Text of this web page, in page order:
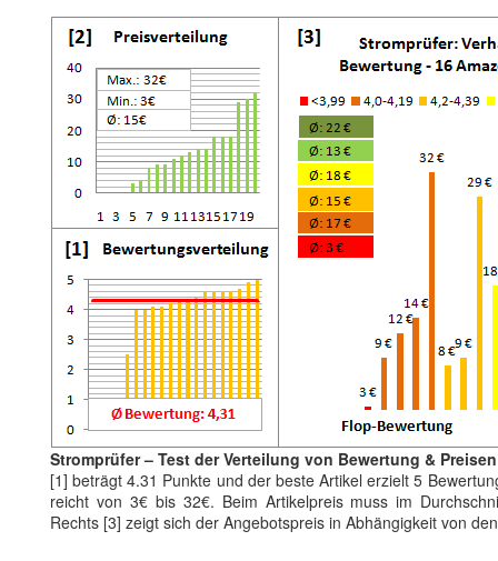
Stromprüfer – Test der Verteilung von Bewertung &
[1] beträgt 4.31 Punkte und der beste Artikel erzielt 5
reicht von 3€ bis 32€. Beim Artikelpreis muss im
Rechts [3] zeigt sich der Angebotspreis in Abhängigkeit von